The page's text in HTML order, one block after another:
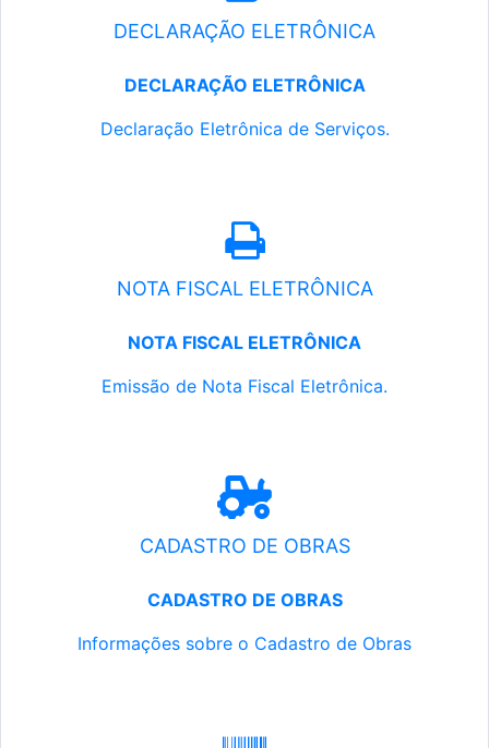
DECLARAÇÃO ELETRÔNICA
DECLARAÇÃO ELETRÔNICA
Declaração Eletrônica de Serviços.
NOTA FISCAL ELETRÔNICA
NOTA FISCAL ELETRÔNICA
Emissão de Nota Fiscal Eletrônica.
CADASTRO DE OBRAS
CADASTRO DE OBRAS
Informações sobre o Cadastro de Obras